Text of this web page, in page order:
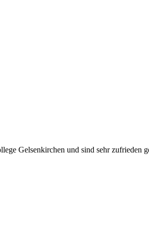
Gelsenkirchen und sind sehr zufrieden